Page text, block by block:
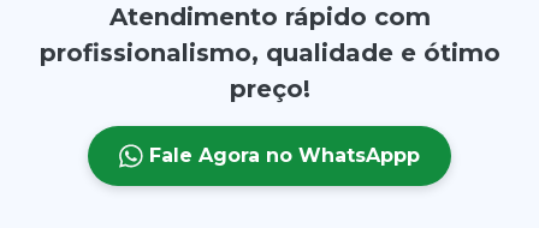
Atendimento rápido com
profissionalismo, qualidade e ótimo
preço!
Fale Agora no WhatsAppp